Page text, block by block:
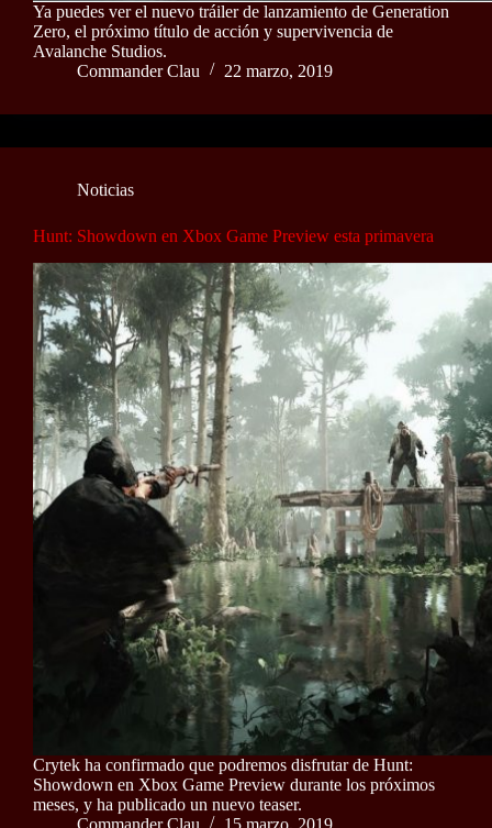
Ya puedes ver el nuevo tráiler de lanzamiento de Generation
Zero, el próximo título de acción y supervivencia de
Avalanche Studios.
Commander Clau
22 marzo, 2019
Noticias
Hunt: Showdown en Xbox Game Preview esta primavera
Crytek ha confirmado que podremos disfrutar de Hunt:
Showdown en Xbox Game Preview durante los próximos
meses, y ha publicado un nuevo teaser.
Commander Clau
15 marzo, 2019